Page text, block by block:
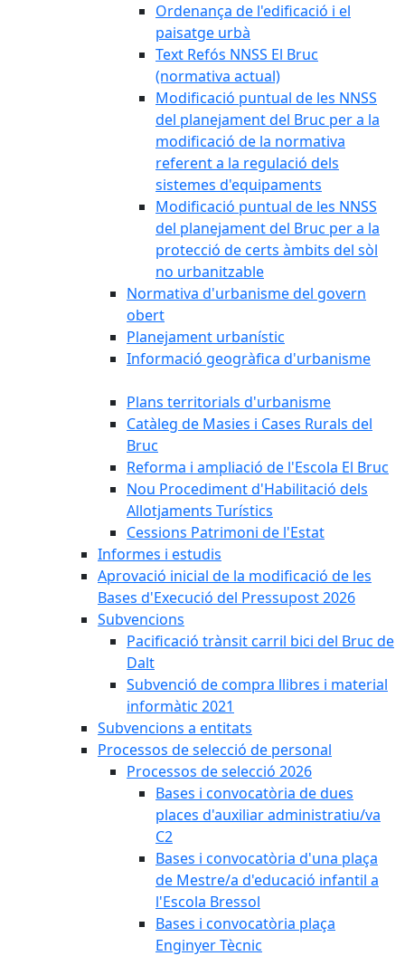
Ordenança de l'edificació i el
paisatge urbà
Text Refós NNSS El Bruc
(normativa actual)
Modificació puntual de les NNSS
del planejament del Bruc per a la
modificació de la normativa
referent a la regulació dels
sistemes d'equipaments
Modificació puntual de les NNSS
del planejament del Bruc per a la
protecció de certs àmbits del sòl
no urbanitzable
Normativa d'urbanisme del govern
obert
Planejament urbanístic
Informació geogràfica d'urbanisme
Plans territorials d'urbanisme
Catàleg de Masies i Cases Rurals del
Bruc
Reforma i ampliació de l'Escola El Bruc
Nou Procediment d'Habilitació dels
Allotjaments Turístics
Cessions Patrimoni de l'Estat
Informes i estudis
Aprovació inicial de la modificació de les
Bases d'Execució del Pressupost 2026
Subvencions
Pacificació trànsit carril bici del Bruc de
Dalt
Subvenció de compra llibres i material
informàtic 2021
Subvencions a entitats
Processos de selecció de personal
Processos de selecció 2026
Bases i convocatòria de dues
places d'auxiliar administratiu/va
C2
Bases i convocatòria d'una plaça
de Mestre/a d'educació infantil a
l'Escola Bressol
Bases i convocatòria plaça
Enginyer Tècnic